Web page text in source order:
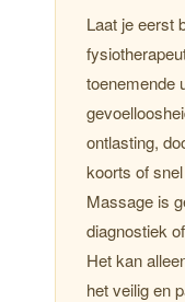
Laat je eerst
toenemende
ontlasting,
koorts of
Massage is
diagnostiek
Het kan
het veilig en